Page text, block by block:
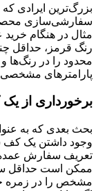
بزرگ‌ترین ایرادی
سفارشی‌سازی
رنگ قرمز، حداقل
محدود را در رنگ‌ها و
پارامترهای
برخورداری از
بحث بعدی که به
وجود داشتن یک کف
تعریف سفارش عمده
مشخص را در زمره